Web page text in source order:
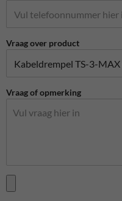
Vraag over product
Vraag of opmerking